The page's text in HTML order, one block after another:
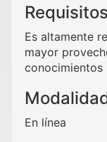
Requisitos
Es altamente
mayor
conocimientos
En línea